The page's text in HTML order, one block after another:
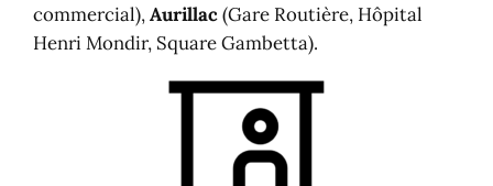
commercial),Aurillac(Gare Routière, Hôpital
Henri Mondir, Square Gambetta).